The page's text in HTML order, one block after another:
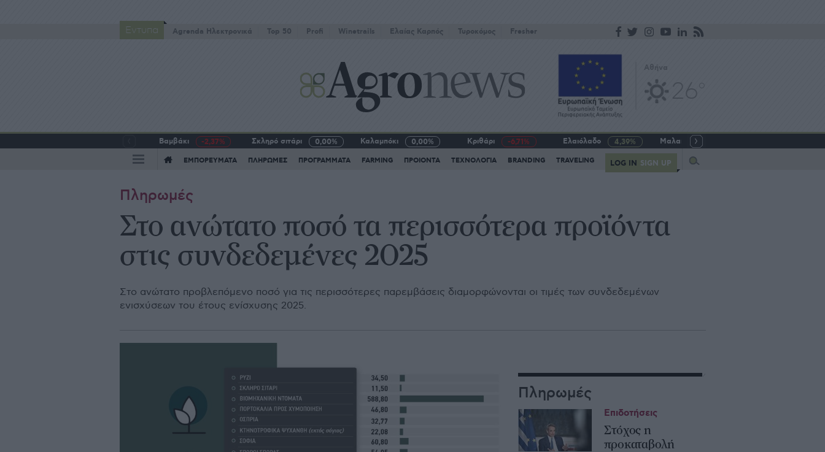
Έντυπα Agrenda Ηλεκτρονικά Top 50 Profi Winetrails Eλαίας Καρπός Τυροκόμος Fresher
Βαμβάκι -2,37% Σκληρό σιτάρι 0,00% Καλαμπόκι 0,00% Κριθάρι -6,71% Ελαιόλαδο 4,39% Μαλακό σιτάρι
ΕΜΠΟΡΕΥΜΑΤΑ ΠΛΗΡΩΜΕΣ ΠΡΟΓΡΑΜΜΑΤΑ FARMING ΠΡΟΙΟΝΤΑ ΤΕΧΝΟΛΟΓΙΑ BRANDING TRAVELING LOG IN SIGN UP
Πληρωμές
Στο ανώτατο ποσό τα περισσότερα προϊόντα
στις συνδεδεμένες 2025
Στο ανώτατο προβλεπόμενο ποσό για τις περισσότερες παρεμβάσεις διαμορφώνονται οι τιμές των συνδεδεμένων
ενισχύσεων του έτους ενίσχυσης 2025.
Πληρωμές
Στόχος η
προκαταβολή
Επιδοτήσεις